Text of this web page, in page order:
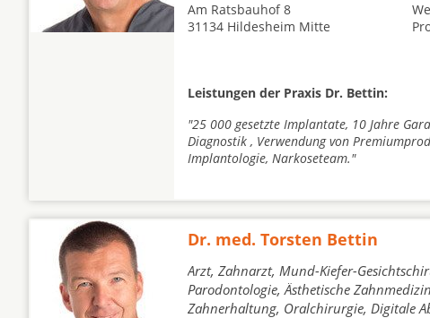
Am Ratsbauhof 8
31134 Hildesheim Mitte
Leistungen der Praxis Dr. Bettin:
"25 000 gesetzte Implantate, 10 Jahre
Diagnostik , Verwendung von
Implantologie, Narkoseteam."
Dr. med. Torsten Bettin
Arzt, Zahnarzt, Mund-Kiefer-
Parodontologie, Ästhetische
Zahnerhaltung, Oralchirurgie, Digitale